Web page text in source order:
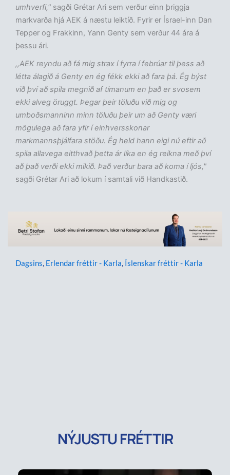
umhverfi," sagði Grétar Ari sem verður einn þriggja
markvarða hjá AEK á næstu leiktíð. Fyrir er Ísrael-inn Dan
Tepper og Frakkinn, Yann Genty sem verður 44 ára á
þessu ári.
,,AEK reyndu að fá mig strax í fyrra í febrúar til þess að
létta álagið á Genty en ég fékk ekki að fara þá. Ég býst
við því að spila megnið af tímanum en það er svosem
ekki alveg öruggt. Þegar þeir töluðu við mig og
umboðsmanninn minn töluðu þeir um að Genty væri
mögulega að fara yfir í einhversskonar
markmannsþjálfara stöðu. Ég held hann eigi nú eftir að
spila allavega eitthvað þetta ár líka en ég reikna með því
að það verði ekki mikið. Það verður bara að koma í ljós,"
sagði Grétar Ari að lokum í samtali við Handkastið.
Dagsins, Erlendar fréttir - Karla, Íslenskar fréttir - Karla
NÝJUSTU FRÉTTIR